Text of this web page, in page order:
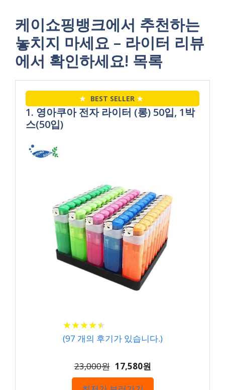
케이쇼핑뱅크에서 추천하는
놓치지 마세요 – 라이터 리뷰
에서 확인하세요! 목록
★ BEST SELLER ★
1. 영아쿠아 전자 라이터 (롱) 50입, 1박
스(50입)
★★★★★
★★★★★
(97 개의 후기가 있습니다.)
23,000원 17,580원